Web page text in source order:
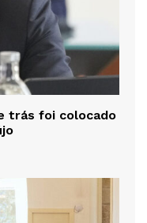
trás foi colocado